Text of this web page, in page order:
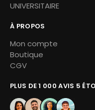
UNIVERSITAIRE
À PROPOS
Mon compte
Boutique
CGV
PLUS DE 1 000 AVIS 5